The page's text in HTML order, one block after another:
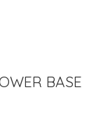
BASE